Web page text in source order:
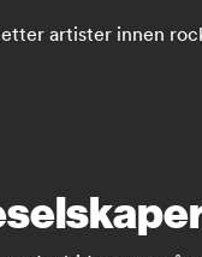
artister innen